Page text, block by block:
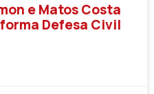
e Matos Costa
Defesa Civil